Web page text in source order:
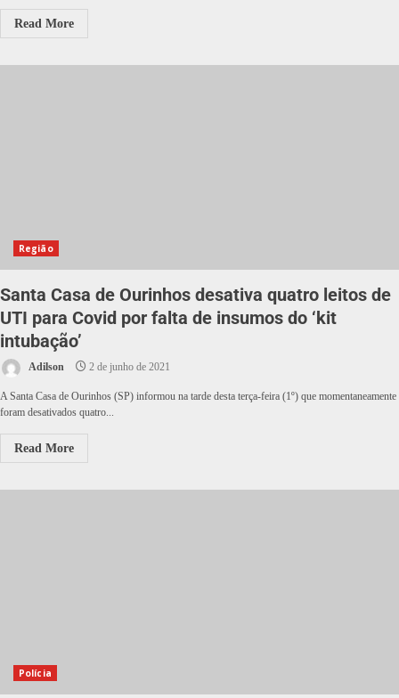
Read More
Região
Santa Casa de Ourinhos desativa quatro leitos de
UTI para Covid por falta de insumos do ‘kit
intubação’
Adilson 2 de junho de 2021
A Santa Casa de Ourinhos (SP) informou na tarde desta terça-feira (1º) que momentaneamente
foram desativados quatro...
Read More
Polícia